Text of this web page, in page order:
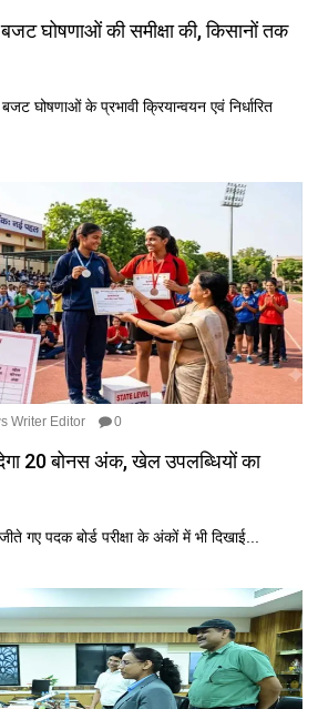
घोषणाओं की समीक्षा की, किसानों तक
घोषणाओं के प्रभावी क्रियान्वयन एवं निर्धारित
Writer Editor 0
देगा 20 बोनस अंक, खेल उपलब्धियों का
पदक बोर्ड परीक्षा के अंकों में भी दिखाई...